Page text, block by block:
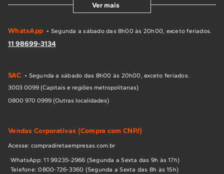
Ver mais
WhatsApp • Segunda a sábado das 8h00 às 20h00, exceto feriados.
11 98699-3134
SAC • Segunda a sábado das 8h00 às 20h00, exceto feriados.
3003 0099 (Capitais e regiões metropolitanas)
0800 970 0999 (Outras localidades)
Vendas Corporativas (Compra com CNPJ)
Acesse: compradiretaempresas.com.br
WhatsApp: 11 99235-2966 (Segunda a Sexta das 9h às 17h)
Telefone: 0800-726-3360 (Segunda a Sexta das 8h às 15h)